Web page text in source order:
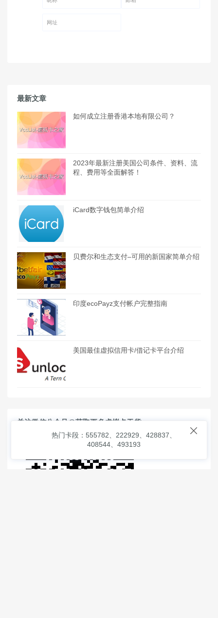
最新文章
如何成立注册香港本地有限公司？
2023年最新注册美国公司条件、资料、流
程、费用等全面解答！
iCard数字钱包简单介绍
贝费尔和生态支付–可用的新国家简单介绍
印度ecoPayz支付帐户完整指南
美国最佳虚拟信用卡/借记卡平台介绍
关注微信公众号@获取更多虚拟卡干货

热门卡段：555782、222929、428837、
408544、493193